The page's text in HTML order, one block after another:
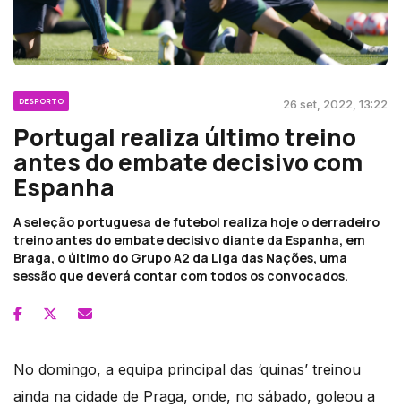
DESPORTO 26 set, 2022, 13:22
Portugal realiza último treino
antes do embate decisivo com
Espanha
A seleção portuguesa de futebol realiza hoje o derradeiro
treino antes do embate decisivo diante da Espanha, em
Braga, o último do Grupo A2 da Liga das Nações, uma
sessão que deverá contar com todos os convocados.
No domingo, a equipa principal das ‘quinas’ treinou
ainda na cidade de Praga, onde, no sábado, goleou a